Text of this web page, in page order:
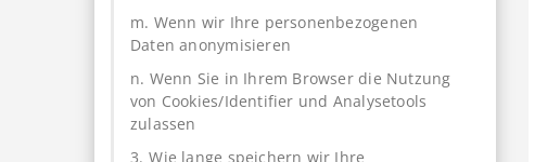
m. Wenn wir Ihre personenbezogenen
Daten anonymisieren
n. Wenn Sie in Ihrem Browser die Nutzung
von Cookies/Identifier und Analysetools
zulassen
3. Wie lange speichern wir Ihre